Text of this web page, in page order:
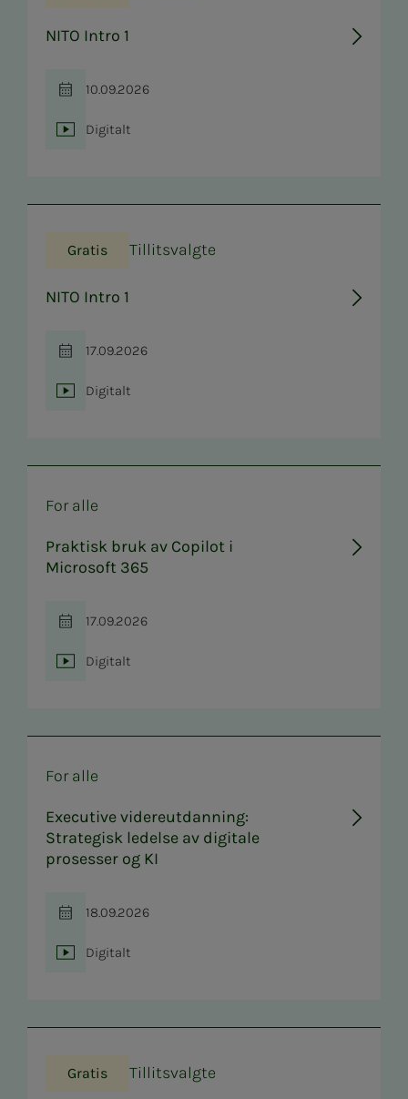
NITO Intro 1
Tid
10.09.2026
Sted
Digitalt
Gratis Tillitsvalgte
NITO Intro 1
Tid
17.09.2026
Sted
Digitalt
For alle
Praktisk bruk av Copilot i
Microsoft 365
Tid
17.09.2026
Sted
Digitalt
For alle
Executive videreutdanning:
Strategisk ledelse av digitale
prosesser og KI
Tid
18.09.2026
Sted
Digitalt
Gratis Tillitsvalgte